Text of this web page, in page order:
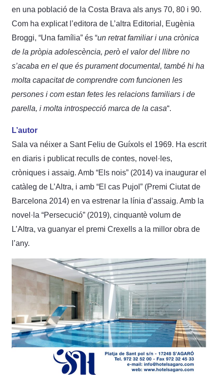
en una població de la Costa Brava als anys 70, 80 i 90.
Com ha explicat l’editora de L’altra Editorial, Eugènia
Broggi, “Una família” és “un retrat familiar i una crònica
de la pròpia adolescència, però el valor del llibre no
s’acaba en el que és purament documental, també hi ha
molta capacitat de comprendre com funcionen les
persones i com estan fetes les relacions familiars i de
parella, i molta introspecció marca de la casa“.
L’autor
Sala va néixer a Sant Feliu de Guíxols el 1969. Ha escrit
en diaris i publicat reculls de contes, novel·les,
cròniques i assaig. Amb “Els nois” (2014) va inaugurar el
catàleg de L’Altra, i amb “El cas Pujol” (Premi Ciutat de
Barcelona 2014) en va estrenar la línia d’assaig. Amb la
novel·la “Persecució” (2019), cinquantè volum de
L’Altra, va guanyar el premi Crexells a la millor obra de
l’any.